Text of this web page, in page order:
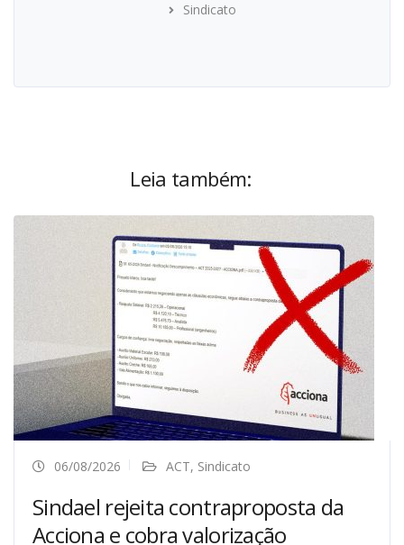
Sindicato
Leia também:
06/08/2026 ACT, Sindicato
Sindael rejeita contraproposta da
Acciona e cobra valorização